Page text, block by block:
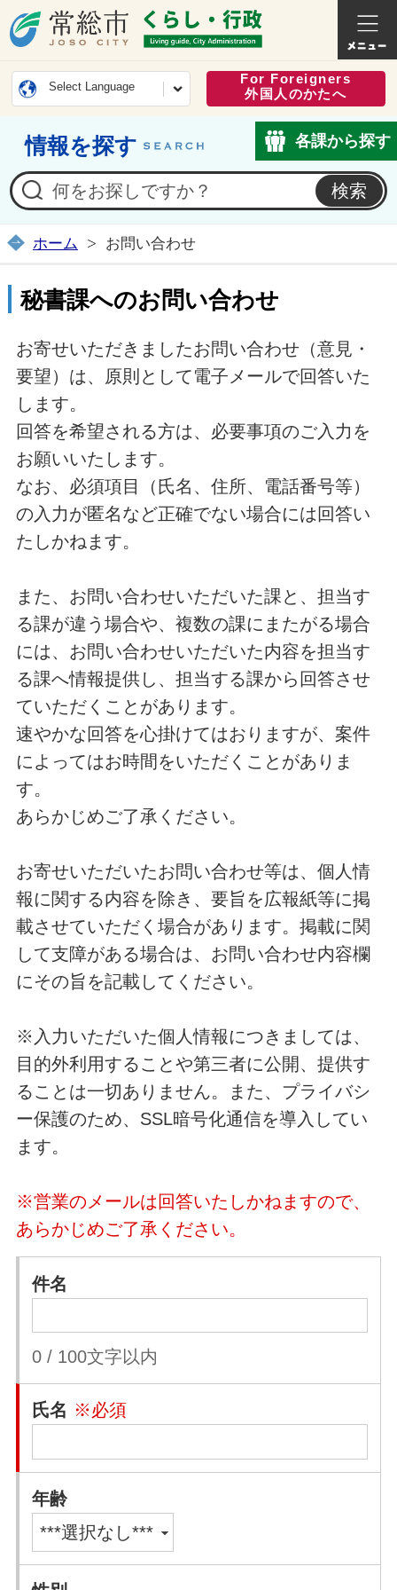
常総市公式ホームページ
くらし
Select Language
For Foreigners
外国人のかたへ
情報を探す 各課から探す
ホーム お問い合わせ
秘書課へのお問い合わせ
お寄せいただきましたお問い合わせ（意見・
要望）は、原則として電子メールで回答いた
します。
回答を希望される方は、必要事項のご入力を
お願いいたします。
なお、必須項目（氏名、住所、電話番号等）
の入力が匿名など正確でない場合には回答い
たしかねます。
また、お問い合わせいただいた課と、担当す
る課が違う場合や、複数の課にまたがる場合
には、お問い合わせいただいた内容を担当す
る課へ情報提供し、担当する課から回答させ
ていただくことがあります。
速やかな回答を心掛けてはおりますが、案件
によってはお時間をいただくことがありま
す。
あらかじめご了承ください。
お寄せいただいたお問い合わせ等は、個人情
報に関する内容を除き、要旨を広報紙等に掲
載させていただく場合があります。掲載に関
して支障がある場合は、お問い合わせ内容欄
にその旨を記載してください。
※入力いただいた個人情報につきましては、
目的外利用することや第三者に公開、提供す
ることは一切ありません。また、プライバシ
ー保護のため、SSL暗号化通信を導入してい
ます。
※営業のメールは回答いたしかねますので、
あらかじめご了承ください。
件名
0 / 100文字以内
氏名 ※必須
年齢